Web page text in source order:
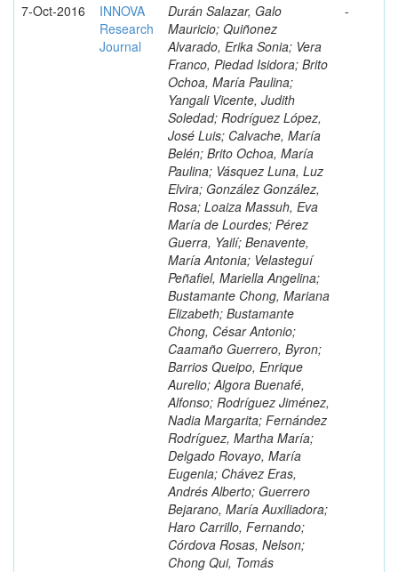
7-Oct-2016
INNOVA
Research
Journal
Durán Salazar, Galo
Mauricio; Quiñonez
Alvarado, Erika Sonia; Vera
Franco, Piedad Isidora; Brito
Ochoa, María Paulina;
Yangali Vicente, Judith
Soledad; Rodríguez López,
José Luis; Calvache, María
Belén; Brito Ochoa, María
Paulina; Vásquez Luna, Luz
Elvira; González González,
Rosa; Loaiza Massuh, Eva
María de Lourdes; Pérez
Guerra, Yailí; Benavente,
María Antonia; Velasteguí
Peñafiel, Mariella Angelina;
Bustamante Chong, Mariana
Elizabeth; Bustamante
Chong, César Antonio;
Caamaño Guerrero, Byron;
Barrios Queipo, Enrique
Aurelio; Algora Buenafé,
Alfonso; Rodríguez Jiménez,
Nadia Margarita; Fernández
Rodríguez, Martha María;
Delgado Rovayo, María
Eugenia; Chávez Eras,
Andrés Alberto; Guerrero
Bejarano, María Auxiliadora;
Haro Carrillo, Fernando;
Córdova Rosas, Nelson;
Chong Qui, Tomás
-